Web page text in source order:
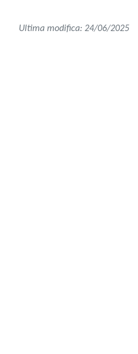
Ultima modifica: 24/06/2025